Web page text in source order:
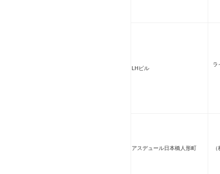
LHビル
ラ
アスデュール日本橋人形町